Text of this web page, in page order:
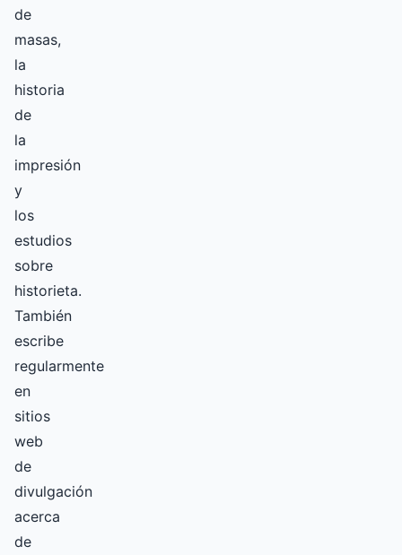
de
masas,
la
historia
de
la
impresión
y
los
estudios
sobre
historieta.
También
escribe
regularmente
en
sitios
web
de
divulgación
acerca
de